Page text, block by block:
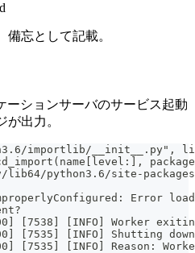
忘として記載。
ーションサーバのサービス起動
出力。
importlib/__init__.py",
lib64/python3.6/site-
Error
[7538] [INFO] Worker
[7535] [INFO] Shutting
[7535] [INFO] Reason: